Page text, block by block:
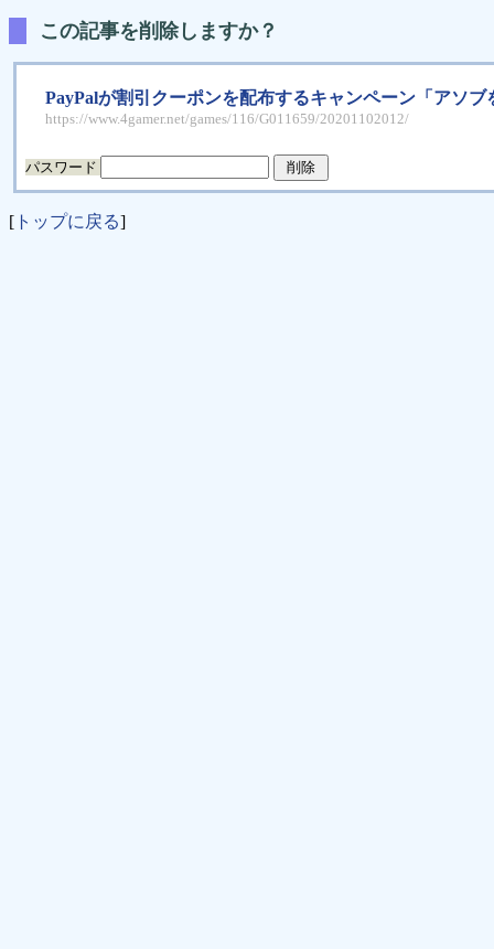
この記事を削除しますか？
PayPalが割引クーポンを配布するキャンペーン「アソ
https://www.4gamer.net/games/116/G011659/20201102012/
パスワード
[ トップに戻る]